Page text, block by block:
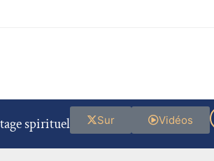
spirituel Vidéos
Sur